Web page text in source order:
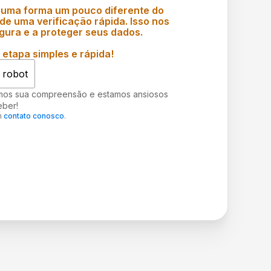
forma um pouco diferente do
uma verificação rápida. Isso nos
e a proteger seus dados.
simples e rápida!
robot
sua compreensão e estamos ansiosos
contato conosco.